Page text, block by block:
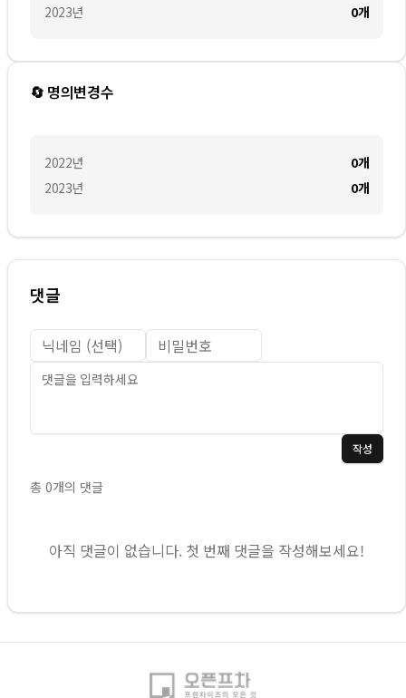
2023년
0개
🔄 명의변경수
2022년
2023년
0개
0개
댓글
작성
총 0개의 댓글
아직 댓글이 없습니다. 첫 번째 댓글을 작성해보세요!